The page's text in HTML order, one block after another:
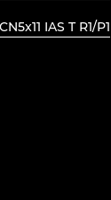
CN5x11 IAS T R1/P1